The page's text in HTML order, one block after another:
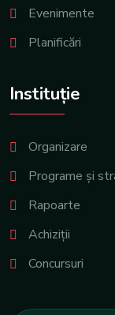
Evenimente
Planificări
Instituție
Organizare
Programe și
Rapoarte
Achiziții
Concursuri